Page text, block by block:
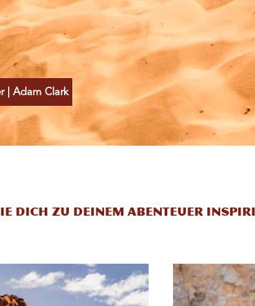
| Adam Clark
DICH ZU DEINEM ABENTEUER